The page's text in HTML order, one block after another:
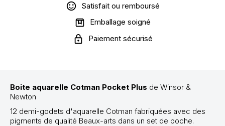
Satisfait ou remboursé
Emballage soigné
Paiement sécurisé
Boite aquarelle Cotman Pocket Plus de Winsor &
Newton
12 demi-godets d'aquarelle Cotman fabriquées avec des
pigments de qualité Beaux-arts dans un set de poche.